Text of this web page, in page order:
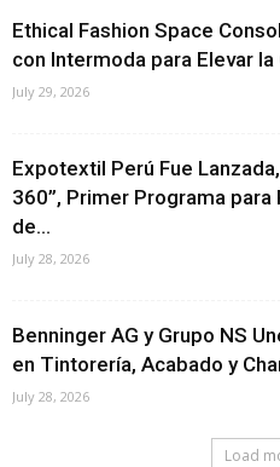
Ethical Fashion Space
con Intermoda para Elevar
July 29, 2026
Expotextil Perú Fue
360”, Primer Programa
de...
July 28, 2026
Benninger AG y Grupo NS
en Tintorería, Acabado y
July 28, 2026
Load